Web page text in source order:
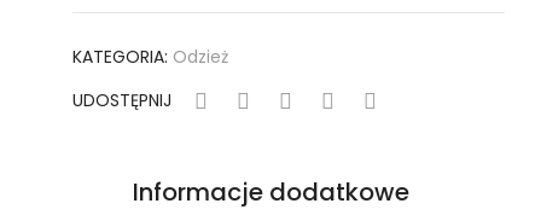
kolorze
z
odcieniami
brzoskwini
KATEGORIA: Odzież
UDOSTĘPNIJ
Informacje dodatkowe